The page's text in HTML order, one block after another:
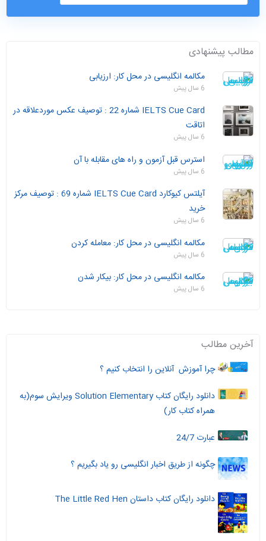
مطالب پیشنهادی
مکالمه انگلیسی در محل کار: ارزیابی
6 سال پیش
IELTS Cue Card شماره 22 : توصیف عکس موردعلاقه در
اتاقت
6 سال پیش
استرس قبل آزمون و راه های مقابله با آن
6 سال پیش
آیلتس کیوکارد IELTS Cue Card شماره 69 : توصیف مرکز
خرید
6 سال پیش
مکالمه انگلیسی در محل کار: معامله کردن
6 سال پیش
مکالمه انگلیسی در محل کار: بیکار شدن
6 سال پیش
آخرین مطالب
چرا آموزش آنلاین را انتخاب کنیم ؟
دانلود رایگان کتاب Solution Elementary ویرایش سوم(به
همراه کتاب کار)
عبارت 24/7
چگونه از طریق اخبار انگلیسی رو یاد بگیریم ؟
دانلود رایگان کتاب داستان The Little Red Hen